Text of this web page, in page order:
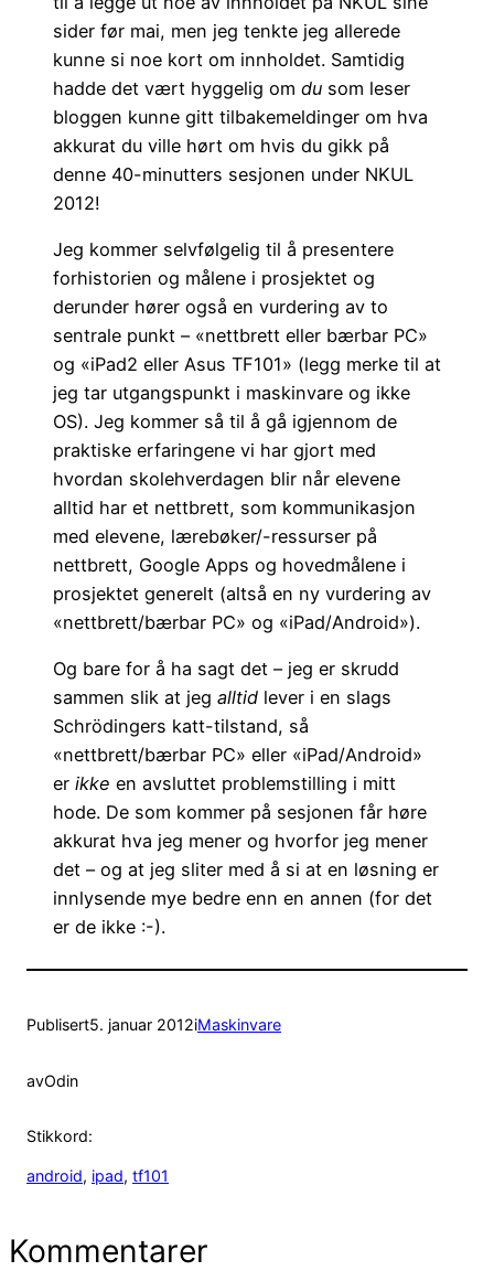
sider før mai, men jeg tenkte jeg allerede
kunne si noe kort om innholdet. Samtidig
hadde det vært hyggelig om du som leser
bloggen kunne gitt tilbakemeldinger om hva
akkurat du ville hørt om hvis du gikk på
denne 40-minutters sesjonen under NKUL
2012!
Jeg kommer selvfølgelig til å presentere
forhistorien og målene i prosjektet og
derunder hører også en vurdering av to
sentrale punkt – «nettbrett eller bærbar PC»
og «iPad2 eller Asus TF101» (legg merke til at
jeg tar utgangspunkt i maskinvare og ikke
OS). Jeg kommer så til å gå igjennom de
praktiske erfaringene vi har gjort med
hvordan skolehverdagen blir når elevene
alltid har et nettbrett, som kommunikasjon
med elevene, lærebøker/-ressurser på
nettbrett, Google Apps og hovedmålene i
prosjektet generelt (altså en ny vurdering av
«nettbrett/bærbar PC» og «iPad/Android»).
Og bare for å ha sagt det – jeg er skrudd
sammen slik at jeg alltid lever i en slags
Schrödingers katt-tilstand, så
«nettbrett/bærbar PC» eller «iPad/Android»
er ikke en avsluttet problemstilling i mitt
hode. De som kommer på sesjonen får høre
akkurat hva jeg mener og hvorfor jeg mener
det – og at jeg sliter med å si at en løsning er
innlysende mye bedre enn en annen (for det
er de ikke :-).
Publisert5. januar 2012iMaskinvare
avOdin
Stikkord:
android, ipad, tf101
Kommentarer